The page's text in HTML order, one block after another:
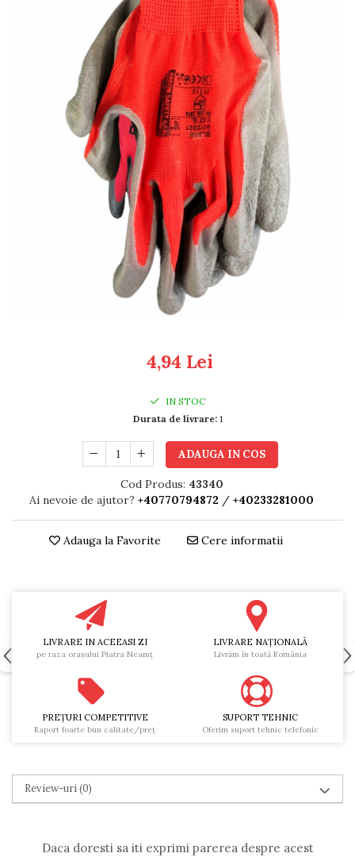
4,94 Lei
IN STOC
Durata de livrare:1
ADAUGA IN COS
Cod Produs: 43340
Ai nevoie de ajutor? +40770794872 / +40233281000
Adauga la Favorite Cere informatii
LIVRARE IN ACEEASI ZI
pe raza oraşului Piatra Neamţ
LIVRARE NAŢIONALĂ
Livrăm în toată România
PREŢURI COMPETITIVE
Raport foarte bun calitate/preţ
SUPORT TEHNIC
Oferim suport tehnic telefonic
Review-uri(0)
Daca doresti sa iti exprimi parerea despre acest